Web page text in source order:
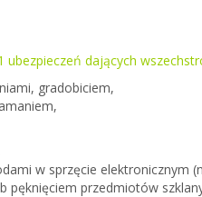
ubezpieczeń dających
gradobiciem,
w sprzęcie elektronicznym
pęknięciem przedmiotów